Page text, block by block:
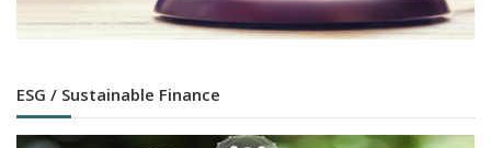
ESG / Sustainable Finance